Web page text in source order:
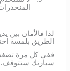
لذا فالأمان بين
الطريق بلمسة
ففي كل مرة تضغط
سيارتك ستتوقف.